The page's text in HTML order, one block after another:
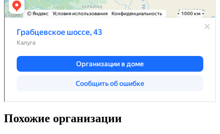
Похожие организации